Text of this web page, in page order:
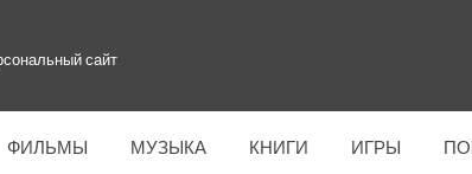
сайт
ФИЛЬМЫ МУЗЫКА КНИГИ ИГРЫ